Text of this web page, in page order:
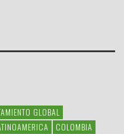
GLOBAL
COLOMBIA